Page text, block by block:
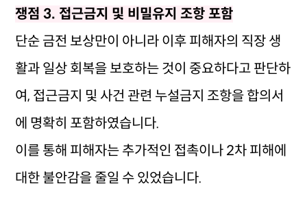
쟁점 3. 접근금지 및 비밀유지 조항 포함
단순 금전 보상만이 아니라 이후 피해자의 직장 생
활과 일상 회복을 보호하는 것이 중요하다고 판단하
여, 접근금지 및 사건 관련 누설금지 조항을 합의서
에 명확히 포함하였습니다.
이를 통해 피해자는 추가적인 접촉이나 2차 피해에
대한 불안감을 줄일 수 있었습니다.